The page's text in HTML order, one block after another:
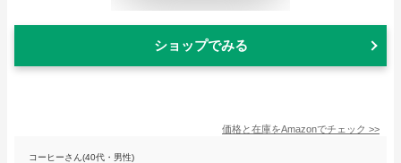
ショップでみる
価格と在庫をAmazonでチェック >>
コーヒーさん(40代・男性)